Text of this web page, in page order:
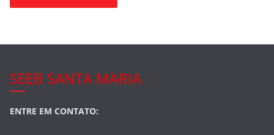
SEEB SANTA MARIA
ENTRE EM CONTATO: